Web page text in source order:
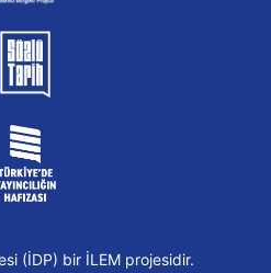
(İDP) bir İLEM projesidir.